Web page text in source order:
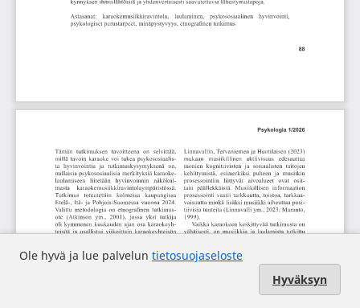
Ole hyvä ja lue palvelun tietosuojaseloste
Hyväksyn